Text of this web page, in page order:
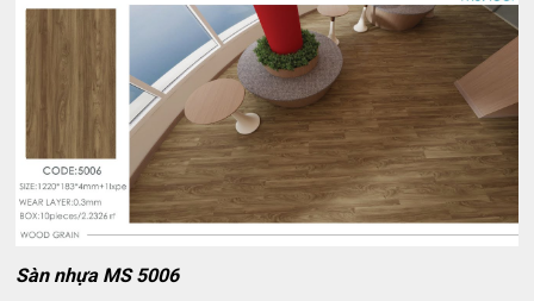
Sàn nhựa MS 5006